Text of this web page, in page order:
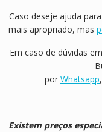
Caso deseje ajuda
mais apropriado, mas
Em caso de dúvidas
por Whatsapp,
Existem preços